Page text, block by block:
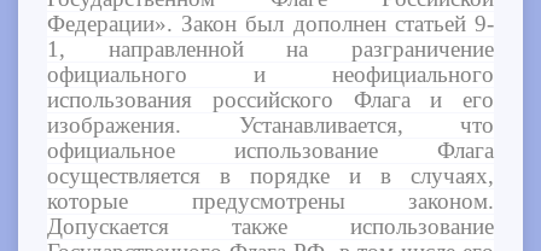
Федерации». Закон был дополнен статьей 9-
1, направленной на разграничение
официального и неофициального
использования российского Флага и его
изображения. Устанавливается, что
официальное использование Флага
осуществляется в порядке и в случаях,
которые предусмотрены законом.
Допускается также использование